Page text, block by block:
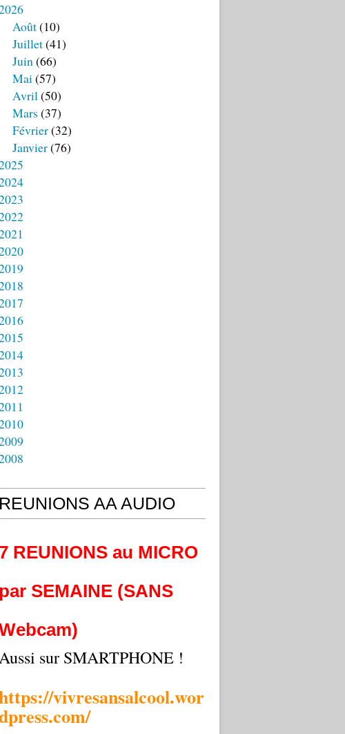
Août(10)
Juillet(41)
Juin(66)
Mai(57)
Avril(50)
Mars (37)
Février(32)
Janvier(76)
REUNIONS AA AUDIO
7 REUNIONS au MICRO
par SEMAINE (SANS
sur SMARTPHONE !
vivresansalcool.wor